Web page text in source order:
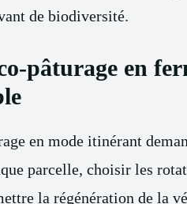
de biodiversité.
pâturage en
en mode itinérant
parcelle, choisir les
la régénération de la